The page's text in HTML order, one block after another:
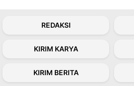
REDAKSI
KIRIM KARYA
KIRIM BERITA